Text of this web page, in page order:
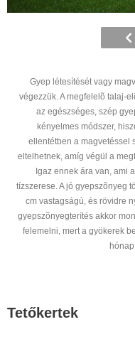
Gyep létesítését vagy
végezzük. A megfelelõ talaj-
az egészséges, szép
kényelmes módszer,
ellentétben a magvetéssel
eltelhetnek, amíg végül a
Igaz ennek ára van, ami
tízszerese. A jó gyepszõnyeg
cm vastagságú, és rövidre
gyepszõnyegterítés akkor
felemelni, mert a gyökerek
hónap
Tetőkertek